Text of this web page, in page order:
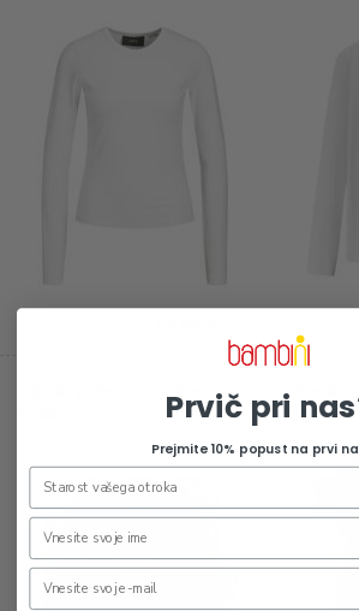
Otroška
Hazel
Prvič pri
Prejmite 10% popust na prvi